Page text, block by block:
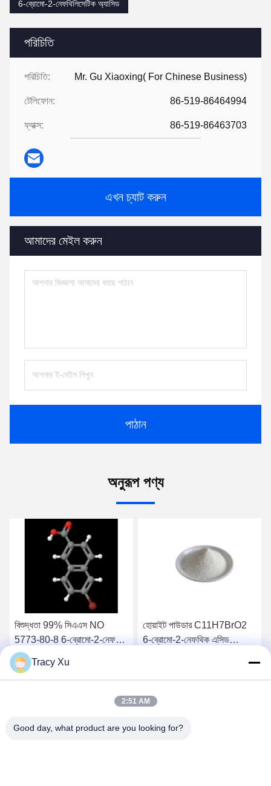
পরিচিতি
পরিচিতি: Mr. Gu Xiaoxing( For Chinese Business)
টেলিফোন: 86-519-86464994
ফ্যাক্স: 86-519-86463703
এখন চ্যাট করুন
আমাদের মেইল করুন
পাঠান
6-ব্রোমো-2-নেফথিলিসেটিক অ্যাসিড
অনুরূপ পণ্য
বিশুদ্ধতা 99% সিএএস NO
5773-80-8 6-ব্রোমো-2-নেফথিক
এসিড অ্যাডাপালিন মধ্যবর্তী
সেরা দাম পান
হোয়াইট পাউডার C11H7BrO2
6-ব্রোমো-2-নেফথিক এসিড
সেরা দাম পান
Tracy Xu
2:51 AM
Good day, what product are you looking for?